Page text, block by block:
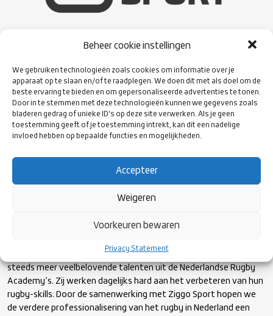
Beheer cookie instellingen
We gebruiken technologieën zoals cookies om informatie over je
apparaat op te slaan en/of te raadplegen. We doen dit met als doel om de
beste ervaring te bieden en om gepersonaliseerde advertenties te tonen.
Door in te stemmen met deze technologieën kunnen we gegevens zoals
bladeren gedrag of unieke ID's op deze site verwerken. Als je geen
toestemming geeft of je toestemming intrekt, kan dit een nadelige
invloed hebben op bepaalde functies en mogelijkheden.
Accepteer
Weigeren
Voorkeuren bewaren
Privacy Statement
Marcel Beerthuizen, directeur Ziggo Sport, over de motivatie
voor de samenwerking met Rugby Nederland: ‘Ziggo Sport
besteedt veel aandacht aan Nederlandse topsport. We vinden
het belangrijk dat de wedstrijden van de teams en atleten van
TeamNL live in beeld komen, zodat de Nederlandse
sportliefhebbers dat kunnen volgen. Dit jaar zenden wij
handbal, atletiek, hockey, volleybal, beachvolleybal en basketbal.
nu ook de wedstrijden van Nederland XV uitzenden.’
Meredith ziet een belangrijke rol voor deze samenwerking in het
deelname aan het WK Rugby in 2027. Inmiddels stromen er
steeds meer veelbelovende talenten uit de Nederlandse Rugby
Academy’s. Zij werken dagelijks hard aan het verbeteren van hun
rugby-skills. Door de samenwerking met Ziggo Sport hopen we
de verdere professionalisering van het rugby in Nederland een